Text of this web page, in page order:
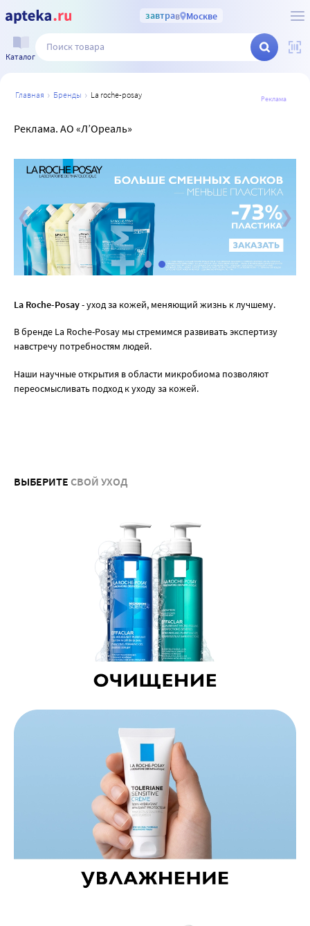
завтрав Москве
Каталог
главная бренды la roche-posay Реклама
Реклама. АО «Л’Ореаль»
La Roche-Posay- уход за кожей, меняющий жизнь к лучшему.
В бренде La Roche-Posay мы стремимся развивать экспертизу
навстречу потребностям людей.
Наши научные открытия в области микробиома позволяют
переосмысливать подход к уходу за кожей.
ВЫБЕРИТЕ СВОЙ УХОД